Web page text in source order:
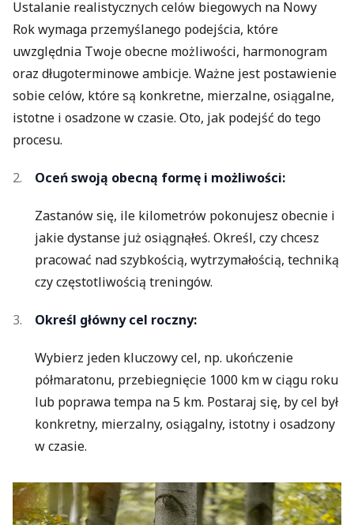
Ustalanie realistycznych celów biegowych na Nowy
Rok wymaga przemyślanego podejścia, które
uwzględnia Twoje obecne możliwości, harmonogram
oraz długoterminowe ambicje. Ważne jest postawienie
sobie celów, które są konkretne, mierzalne, osiągalne,
istotne i osadzone w czasie. Oto, jak podejść do tego
procesu.
Oceń swoją obecną formę i możliwości:
Zastanów się, ile kilometrów pokonujesz obecnie i
jakie dystanse już osiągnąłeś. Określ, czy chcesz
pracować nad szybkością, wytrzymałością, techniką
czy częstotliwością treningów.
Określ główny cel roczny:
Wybierz jeden kluczowy cel, np. ukończenie
półmaratonu, przebiegnięcie 1000 km w ciągu roku
lub poprawa tempa na 5 km. Postaraj się, by cel był
konkretny, mierzalny, osiągalny, istotny i osadzony
w czasie.